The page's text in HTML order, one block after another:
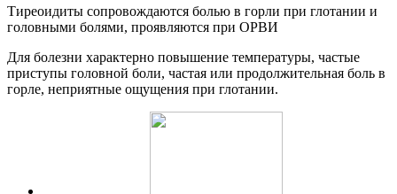
Тиреоидиты сопровождаются болью в горли при глотании и
головными болями, проявляются при ОРВИ
Для болезни характерно повышение температуры, частые
приступы головной боли, частая или продолжительная боль в
горле, неприятные ощущения при глотании.